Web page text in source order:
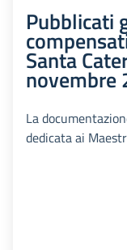
Pubblicati
Santa
novembre
La
dedicata ai